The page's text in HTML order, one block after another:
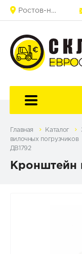
Ростов-на-Дону
Главная Каталог
вилочных погрузчиков
ДВ1792
Кронштейн